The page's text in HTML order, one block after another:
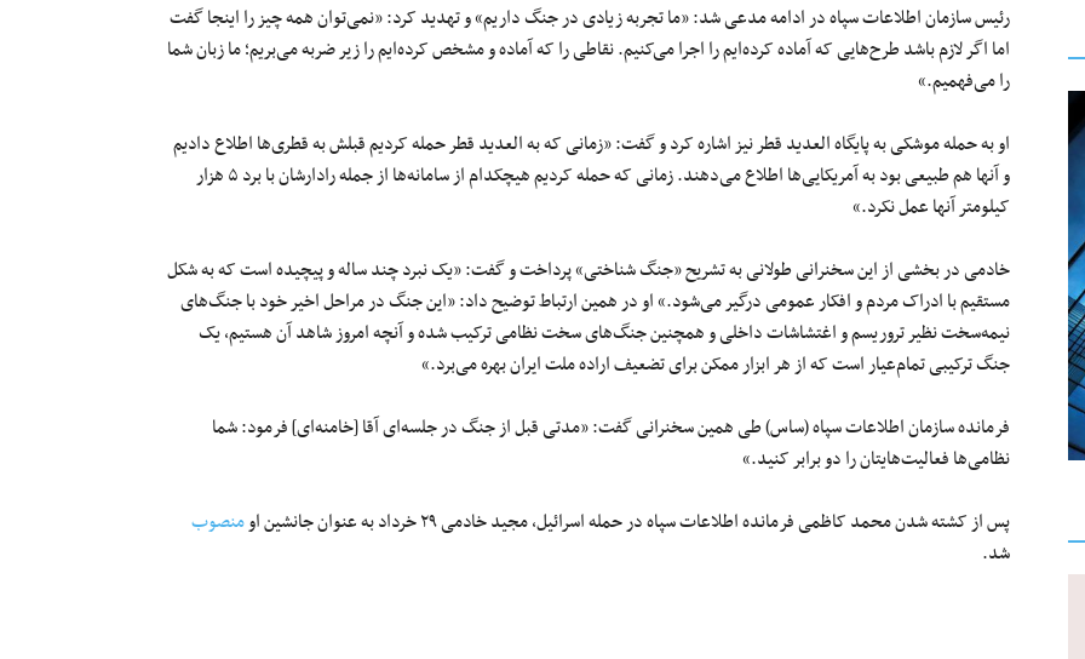
رئیس سازمان اطلاعات سپاه در ادامه مدعی شد: «ما تجربه زیادی در جنگ داریم» و تهدید کرد: «نمی‌توان همه چیز را اینجا گفت
اما اگر لازم باشد طرح‌هایی که آماده کرده‌ایم را اجرا می‌کنیم. نقاطی را که آماده و مشخص کرده‌ایم را زیر ضربه می‌بریم؛ ما زبان شما
را می‌فهمیم.»
او به حمله موشکی به پایگاه العدید قطر نیز اشاره کرد و گفت: «زمانی که به العدید قطر حمله کردیم قبلش به قطری‌ها اطلاع دادیم
و آنها هم طبیعی بود به آمریکایی‌ها اطلاع می‌دهند. زمانی که حمله کردیم هیچکدام از سامانه‌ها از جمله رادارشان با برد ۵ هزار
کیلومتر آنها عمل نکرد.»
خادمی در بخشی از این سخنرانی طولانی به تشریح «جنگ شناختی» پرداخت و گفت: «یک نبرد چند ساله و پیچیده است که به شکل
مستقیم با ادراک مردم و افکار عمومی درگیر می‌شود.» او در همین ارتباط توضیح داد: «این جنگ در مراحل اخیر خود با جنگ‌های
نیمه‌سخت نظیر تروریسم و اغتشاشات داخلی و همچنین جنگ‌های سخت نظامی ترکیب شده و آنچه امروز شاهد آن هستیم، یک
جنگ ترکیبی تمام‌عیار است که از هر ابزار ممکن برای تضعیف اراده ملت ایران بهره می‌برد.»
فرمانده سازمان اطلاعات سپاه (ساس) طی همین سخنرانی گفت: «مدتی قبل از جنگ در جلسه‌ای آقا [خامنه‌ای] فرمود: شما
نظامی‌ها فعالیت‌هایتان را دو برابر کنید.»
پس از کشته شدن محمد کاظمی فرمانده اطلاعات سپاه در حمله اسرائیل، مجید خادمی ۲۹ خرداد به عنوان جانشین او
منصوب
شد.